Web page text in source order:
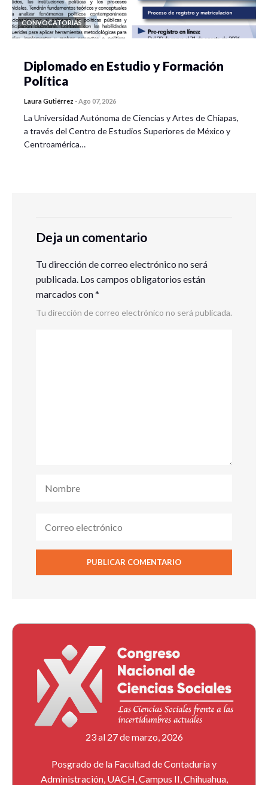
CONVOCATORIAS
Diplomado en Estudio y Formación
Política
Laura Gutiérrez -Ago 07, 2026
La Universidad Autónoma de Ciencias y Artes de Chiapas,
a través del Centro de Estudios Superiores de México y
Centroamérica…
Deja un comentario
Tu dirección de correo electrónico no será
publicada. Los campos obligatorios están
marcados con*
Tu dirección de correo electrónico no será publicada.
23 al 27 de marzo, 2026
Posgrado de la Facultad de Contaduría y
Administración, UACH, Campus II, Chihuahua,